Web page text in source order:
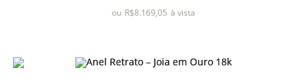
0
ou R$8.169,05 à vista